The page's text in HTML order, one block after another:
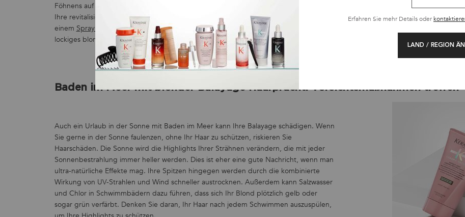
Föhnens auf die äußere Schuppenschicht verringern.
, die auf das trockene Haar gesprüht werden, sind
Ihre revitalisierenden Wirkstoffe reduzieren Frizz und statische Aufladung. Diese Sprays sind mit Keratin angereichert, um das
einem Spray für lockiges Haar
können Sie auch bei blondem Haar die Locken neu formen, ohne es zu beschweren.
lockiges blondes Haar als auch eine Styling-Hilfe.
Baden im Meer mit blonder Balayage Haarpracht: Vorsichtsmaßnahmen treffen
Auch ein Urlaub in der Sonne mit Baden im Meer kann Ihre Balayage schädigen. Wenn
Sie gerne in der Sonne faulenzen, ohne Ihr Haar zu schützen, riskieren Sie
Haarschäden. Die Sonne wird die Highlights Ihrer Strähnen verändern, die mit jeder
Sonnenbestrahlung immer heller werden. Dies ist eher eine gute Nachricht, wenn man
ultra-natürliche Effekte mag. Ihre Spitzen hingegen werden durch die kombinierte
Wirkung von UV-Strahlen und Wind schneller austrocknen. Außerdem kann Salzwasser
und Chlor in Schwimmbädern dazu führen, dass sich Ihr Blond plötzlich gelb oder
sogar grün verfärbt. Denken Sie daran, Ihr Haar nach jedem Schwimmen auszuspülen,
Erfahren Sie mehr Details oder
LAND / REGION